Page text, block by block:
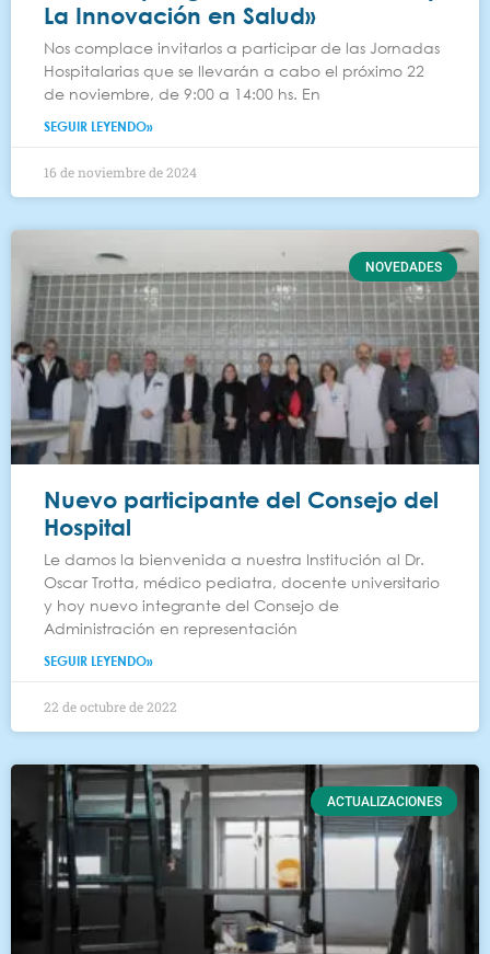
La Innovación en Salud»
Nos complace invitarlos a participar de las Jornadas
Hospitalarias que se llevarán a cabo el próximo 22
de noviembre, de 9:00 a 14:00 hs. En
SEGUIR LEYENDO»
16 de noviembre de 2024
NOVEDADES
Nuevo participante del Consejo del
Hospital
Le damos la bienvenida a nuestra Institución al Dr.
Oscar Trotta, médico pediatra, docente universitario
y hoy nuevo integrante del Consejo de
Administración en representación
SEGUIR LEYENDO»
22 de octubre de 2022
ACTUALIZACIONES